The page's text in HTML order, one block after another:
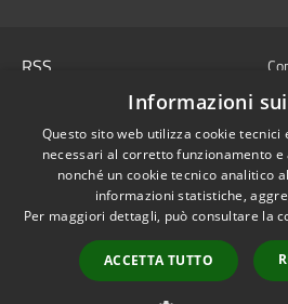
RSS
Cookie
Mappa del sito
Area Interna
Dichiarazione di
accessibilità e/o
segnalazioni di non
Informazioni
Questo sito web utilizza cookie
necessari al corretto funzionamento
nonché un cookie tecnico analitico
informazioni statistiche,
Per maggiori dettagli, può consultare la
ACCETTA TUTTO